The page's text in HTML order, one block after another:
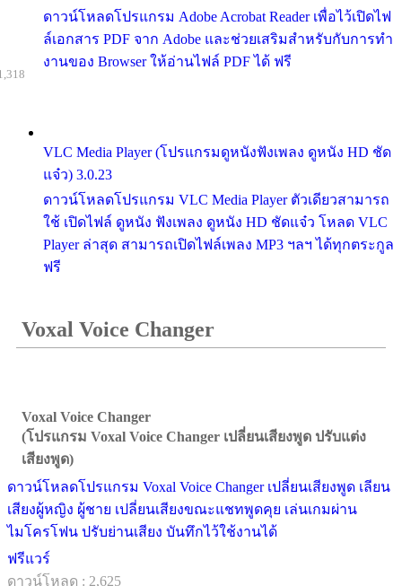
ดาวน์โหลดโปรแกรม Adobe Acrobat Reader เพื่อไว้เปิดไฟ
ล์เอกสาร PDF จาก Adobe และช่วยเสริมสำหรับกับการทำ
งานของ Browser ให้อ่านไฟล์ PDF ได้ ฟรี
VLC Media Player (โปรแกรมดูหนังฟังเพลง ดูหนัง HD ชัด
แจ๋ว) 3.0.23
ดาวน์โหลดโปรแกรม VLC Media Player ตัวเดียวสามารถ
ใช้ เปิดไฟล์ ดูหนัง ฟังเพลง ดูหนัง HD ชัดแจ๋ว โหลด VLC
Player ล่าสุด สามารถเปิดไฟล์เพลง MP3 ฯลฯ ได้ทุกตระกูล
ฟรี
Voxal Voice Changer
Voxal Voice Changer
(โปรแกรม Voxal Voice Changer เปลี่ยนเสียงพูด ปรับแต่ง
เสียงพูด)
ดาวน์โหลดโปรแกรม Voxal Voice Changer เปลี่ยนเสียงพูด เลียน
เสียงผู้หญิง ผู้ชาย เปลี่ยนเสียงขณะแชทพูดคุย เล่นเกมผ่าน
ไมโครโฟน ปรับย่านเสียง บันทึกไว้ใช้งานได้
ฟรีแวร์
ดาวน์โหลด : 2,625